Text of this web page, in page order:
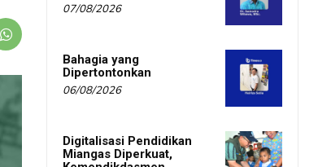
07/08/2026
Bahagia yang
Dipertontonkan
06/08/2026
Digitalisasi Pendidikan
Miangas Diperkuat,